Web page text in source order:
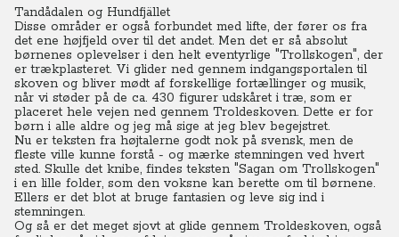
Tandådalen og Hundfjället
Disse områder er også forbundet med lifte, der fører os fra
det ene højfjeld over til det andet. Men det er så absolut
børnenes oplevelser i den helt eventyrlige "Trollskogen", der
er trækplasteret. Vi glider ned gennem indgangsportalen til
skoven og bliver mødt af forskellige fortællinger og musik,
når vi støder på de ca. 430 figurer udskåret i træ, som er
placeret hele vejen ned gennem Troldeskoven. Dette er for
børn i alle aldre og jeg må sige at jeg blev begejstret.
Nu er teksten fra højtalerne godt nok på svensk, men de
fleste ville kunne forstå - og mærke stemningen ved hvert
sted. Skulle det knibe, findes teksten "Sagan om Trollskogen"
i en lille folder, som den voksne kan berette om til børnene.
Ellers er det blot at bruge fantasien og leve sig ind i
stemningen.
Og så er det meget sjovt at glide gennem Troldeskoven, også